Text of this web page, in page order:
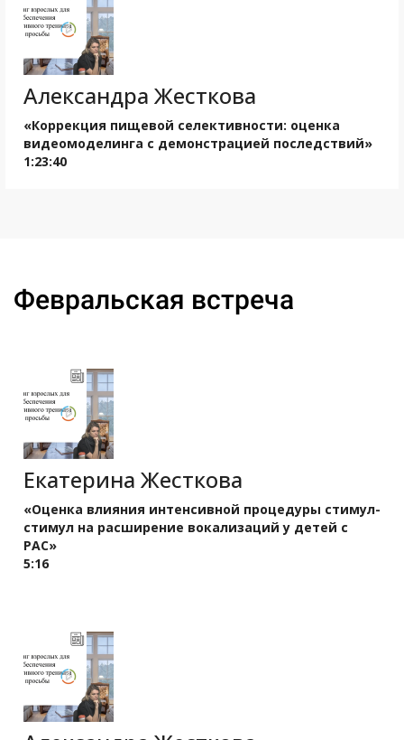
Александра Жесткова
«Коррекция пищевой селективности: оценка
видеомоделинга с демонстрацией последствий»
1:23:40
Февральская встреча
Екатерина Жесткова
«Оценка влияния интенсивной процедуры стимул-
стимул на расширение вокализаций у детей с
РАС»
5:16